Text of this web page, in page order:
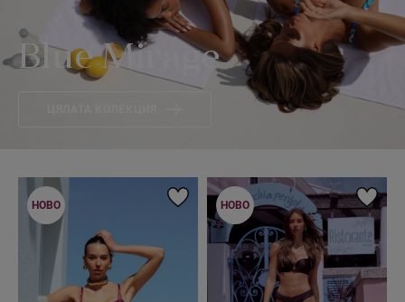
Blue Mirage
НОВО НОВО